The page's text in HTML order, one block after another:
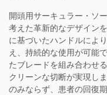
開頭用サーキュラー・ソ
考えた革新的なデザイン
に基づいたハンドルによ
え、持続的な使用が可能
たブレードを組み合わせ
クリーンな切断が実現し
のみならず、患者の回復